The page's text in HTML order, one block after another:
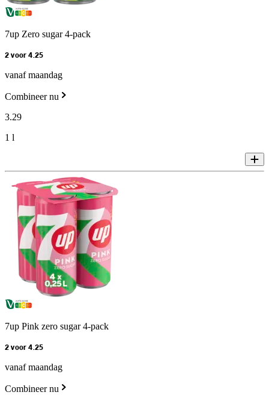
7up Zero sugar 4-pack
2 voor 4.25
vanaf maandag
Combineer nu
3.29
1 l
7up Pink zero sugar 4-pack
2 voor 4.25
vanaf maandag
Combineer nu